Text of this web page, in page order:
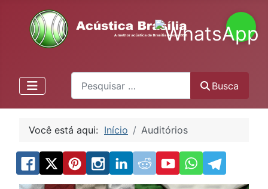
Pesquisa
Busca
Você está aqui: Início Auditórios